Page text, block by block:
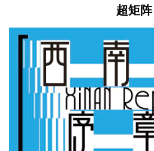
超矩阵